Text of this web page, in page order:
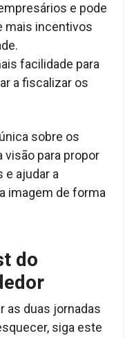
e pode
mais incentivos
facilidade para
a fiscalizar os
sobre os
visão para propor
e ajudar a
imagem de forma
do
as duas jornadas
siga este